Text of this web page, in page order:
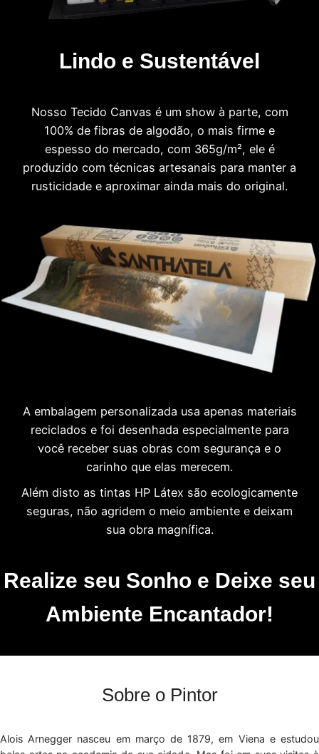
Lindo e Sustentável
Nosso Tecido Canvas é um show à parte, com
100% de fibras de algodão, o mais firme e
espesso do mercado, com 365g/m², ele é
produzido com técnicas artesanais para manter a
rusticidade e aproximar ainda mais do original.
A embalagem personalizada usa apenas materiais
reciclados e foi desenhada especialmente para
você receber suas obras com segurança e o
carinho que elas merecem.
Além disto as tintas HP Látex são ecologicamente
seguras, não agridem o meio ambiente e deixam
sua obra magnífica.
Realize seu Sonho e Deixe seu
Ambiente Encantador!
Sobre o Pintor
Alois Arnegger nasceu em março de 1879, em Viena e estudou